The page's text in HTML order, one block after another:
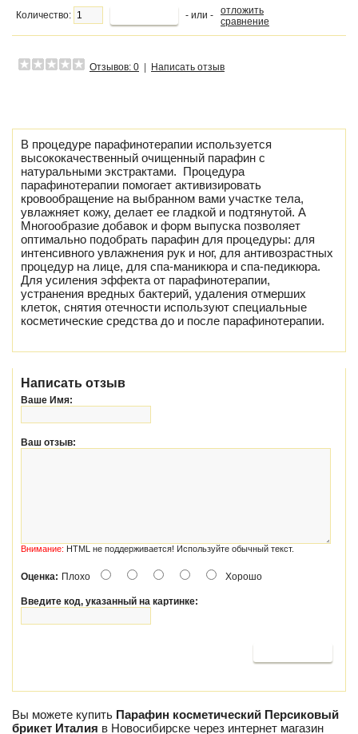
Количество: - или -
отложить
сравнение
Отзывов: 0 Написать отзыв
В процедуре парафинотерапии используется
высококачественный очищенный парафин с
натуральными экстрактами. Процедура
парафинотерапии помогает активизировать
кровообращение на выбранном вами участке тела,
увлажняет кожу, делает ее гладкой и подтянутой. А
Многообразие добавок и форм выпуска позволяет
оптимально подобрать парафин для процедуры: для
интенсивного увлажнения рук и ног, для антивозрастных
процедур на лице, для спа-маникюра и спа-педикюра.
Для усиления эффекта от парафинотерапии,
устранения вредных бактерий, удаления отмерших
клеток, снятия отечности используют специальные
косметические средства до и после парафинотерапии.
Написать отзыв
Ваше Имя:
Ваш отзыв:
Внимание: HTML не поддерживается! Используйте обычный текст.
Оценка: Плохо Хорошо
Введите код, указанный на картинке:
Вы можете купить Парафин косметический Персиковый
брикет Италия в Новосибирске через интернет магазин